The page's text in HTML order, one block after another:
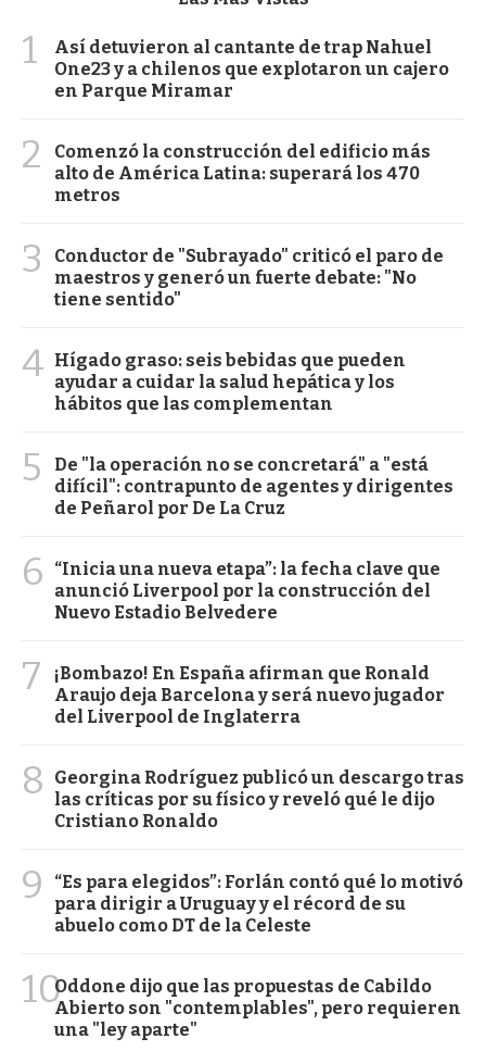
1
Así detuvieron al cantante de trap Nahuel
One23 y a chilenos que explotaron un cajero
en Parque Miramar
2
Comenzó la construcción del edificio más
alto de América Latina: superará los 470
metros
3
Conductor de "Subrayado" criticó el paro de
maestros y generó un fuerte debate: "No
tiene sentido"
4 Hígado graso: seis bebidas que pueden
ayudar a cuidar la salud hepática y los
hábitos que las complementan
5
De "la operación no se concretará" a "está
difícil": contrapunto de agentes y dirigentes
de Peñarol por De La Cruz
6
“Inicia una nueva etapa”: la fecha clave que
anunció Liverpool por la construcción del
Nuevo Estadio Belvedere
7
¡Bombazo! En España afirman que Ronald
Araujo deja Barcelona y será nuevo jugador
del Liverpool de Inglaterra
8
Georgina Rodríguez publicó un descargo tras
las críticas por su físico y reveló qué le dijo
Cristiano Ronaldo
9
“Es para elegidos”: Forlán contó qué lo motivó
para dirigir a Uruguay y el récord de su
abuelo como DT de la Celeste
10Oddone dijo que las propuestas de Cabildo
Abierto son "contemplables", pero requieren
una "ley aparte"